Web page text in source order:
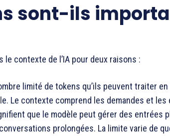
sont-ils
contexte de l’IA pour deux raisons :
limité de tokens qu’ils peuvent traiter
Le contexte comprend les demandes et les
que le modèle peut gérer des entrées
prolongées. La limite varie de